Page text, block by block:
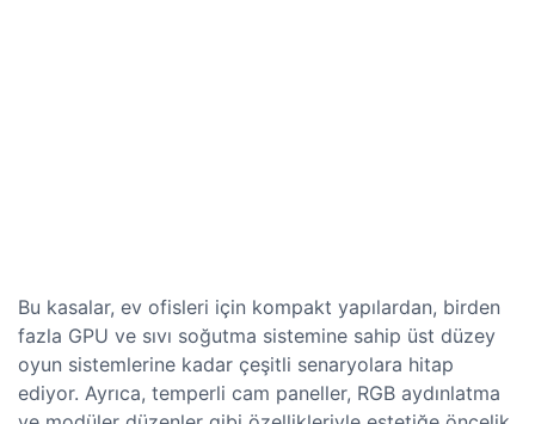
Bu kasalar, ev ofisleri için kompakt yapılardan, birden
fazla GPU ve sıvı soğutma sistemine sahip üst düzey
oyun sistemlerine kadar çeşitli senaryolara hitap
ediyor. Ayrıca, temperli cam paneller, RGB aydınlatma